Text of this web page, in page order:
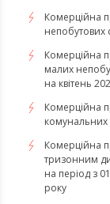
Комерційна
непобутових
​​​​​​​Комерційна
малих
на квітень
Комерційна
комунальних
Комерційна
тризонним
на період з
року